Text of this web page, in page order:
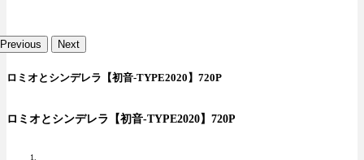
Previous Next
ロミオとシンデレラ【初音-TYPE2020】720P
ロミオとシンデレラ【初音-TYPE2020】720P